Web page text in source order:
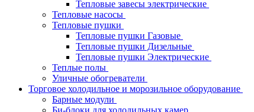
Тепловые завесы электрические
Тепловые насосы
Тепловые пушки
Тепловые пушки Газовые
Тепловые пушки Дизельные
Тепловые пушки Электрические
Теплые полы
Уличные обогреватели
Торговое холодильное и морозильное оборудование
Барные модули
Би-блоки для холодильных камер